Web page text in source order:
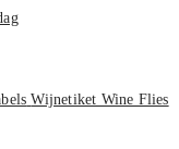
Wijnetiket Wine Flies